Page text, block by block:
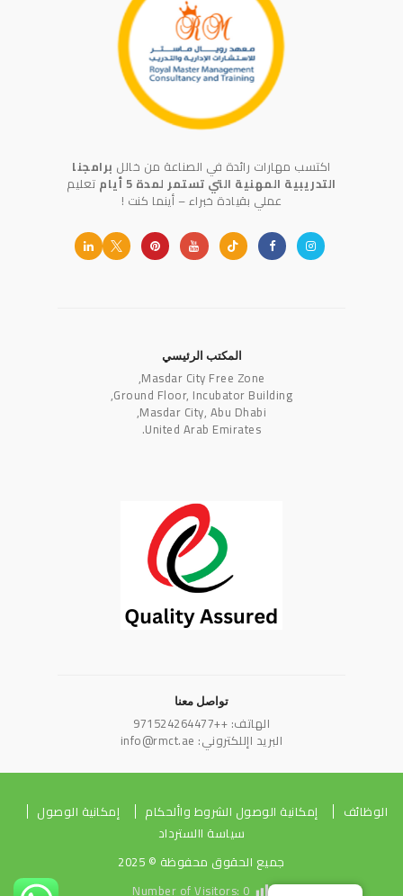
اكتسب مهارات رائدة في الصناعة من خالل برامجنا
التدريبية المهنية التي تستمر لمدة 5 أيام تعليم
عملي بقيادة خبراء – أينما كنت !
المكتب الرئيسي
Masdar City Free Zone,
Ground Floor, Incubator Building,
Masdar City, Abu Dhabi,
United Arab Emirates.
تواصل معنا
الهاتف: ++971524264477
البريد اإللكتروني: info@rmct.ae
الوظائف إمكانية الوصول الشروط واألحكام
إمكانية الوصول
سياسة االسترداد
جميع الحقوق محفوظة © 2025
Number of Visitors: 0